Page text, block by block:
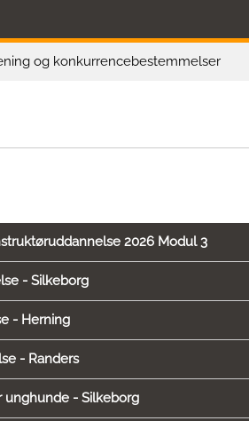
og konkurrencebestemmelser
2026 Modul 3
- Silkeborg
- Herning
- Randers
unghunde - Silkeborg